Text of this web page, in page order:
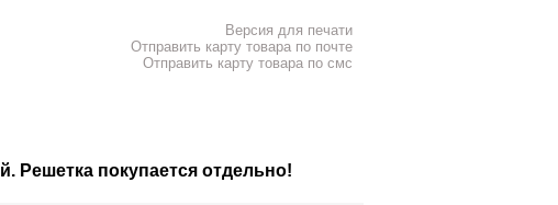
Версия для печати
Отправить карту товара по почте
Отправить карту товара по смс
Решетка покупается отдельно!